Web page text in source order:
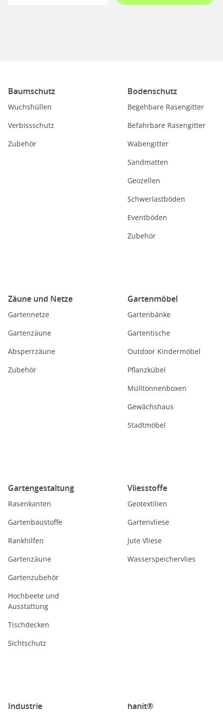
Baumschutz
Wuchshüllen
Verbissschutz
Zubehör
Bodenschutz
Begehbare Rasengitter
Befahrbare Rasengitter
Wabengitter
Sandmatten
Geozellen
Schwerlastböden
Eventböden
Zubehör
Zäune und Netze
Gartennetze
Gartenzäune
Absperrzäune
Zubehör
Gartenmöbel
Gartenbänke
Gartentische
Outdoor Kindermöbel
Pflanzkübel
Mülltonnenboxen
Gewächshaus
Stadtmöbel
Gartengestaltung
Rasenkanten
Gartenbaustoffe
Rankhilfen
Gartenzäune
Gartenzubehör
Hochbeete und
Ausstattung
Tischdecken
Sichtschutz
Vliesstoffe
Geotextilien
Gartenvliese
Jute Vliese
Wasserspeichervlies
Industrie
hanit®